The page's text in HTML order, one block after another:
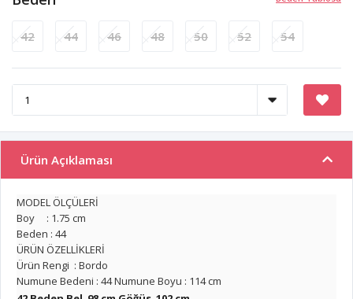
42 44 46 48 50 52 54
Ürün Açıklaması
MODEL ÖLÇÜLERİ
Boy : 1.75 cm
Beden : 44
ÜRÜN ÖZELLİKLERİ
Ürün Rengi : Bordo
Numune Bedeni : 44 Numune Boyu : 114 cm